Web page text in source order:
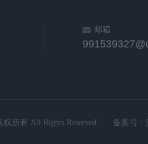
邮箱
所有 All Rights Reserved. 备案号：